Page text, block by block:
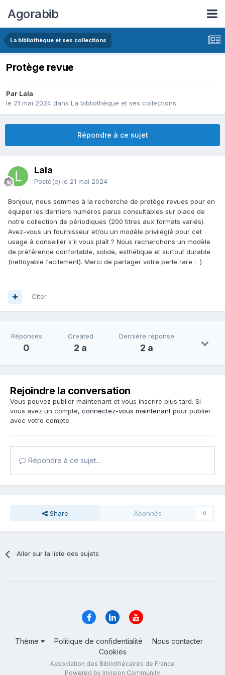
Agorabib
La bibliothèque et ses collections
Protège revue
Par Lala
le 21 mai 2024 dans La bibliothèque et ses collections
Répondre à ce sujet
Lala
Posté(e) le 21 mai 2024
Bonjour, nous sommes à la recherche de protège revues pour en
équiper les derniers numéros parus consultables sur place de
notre collection de périodiques (200 titres aux formats variés).
Avez-vous un fournisseur et/ou un modèle privilégié pour cet
usage à conseiller s'il vous plaît ? Nous recherchons un modèle
de préférence confortable, solide, esthétique et surtout durable
(nettoyable facilement). Merci de partager votre perle rare : )
Citer
Réponses
0
Created
2 a
Dernière réponse
2 a
Rejoindre la conversation
Vous pouvez publier maintenant et vous inscrire plus tard. Si
vous avez un compte, connectez-vous maintenant pour publier
avec votre compte.
Répondre à ce sujet…
Share Abonnés 0
Aller sur la liste des sujets
Thème Politique de confidentialité
Nous contacter
Cookies
Association des Bibliothécaires de France
Powered by Invision Community